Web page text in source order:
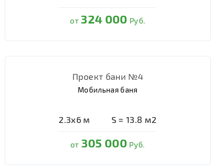
от 324 000 Руб.
Проект бани №4
Мобильная баня
2.3х6м S = 13.8 м2
от 305 000 Руб.